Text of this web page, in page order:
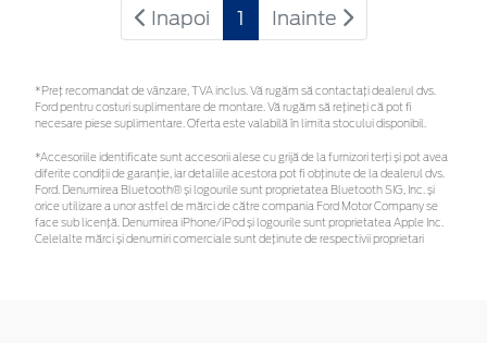
Inapoi 1 Inainte
*Preţ recomandat de vânzare, TVA inclus. Vă rugăm să contactaţi dealerul dvs.
Ford pentru costuri suplimentare de montare. Vă rugăm să rețineți că pot fi
necesare piese suplimentare. Oferta este valabilă în limita stocului disponibil.
*Accesoriile identificate sunt accesorii alese cu grijă de la furnizori terți și pot avea
diferite condiții de garanție, iar detaliile acestora pot fi obținute de la dealerul dvs.
Ford. Denumirea Bluetooth® și logourile sunt proprietatea Bluetooth SIG, Inc. și
orice utilizare a unor astfel de mărci de către compania Ford Motor Company se
face sub licență. Denumirea iPhone/iPod și logourile sunt proprietatea Apple Inc.
Celelalte mărci și denumiri comerciale sunt deținute de respectivii proprietari